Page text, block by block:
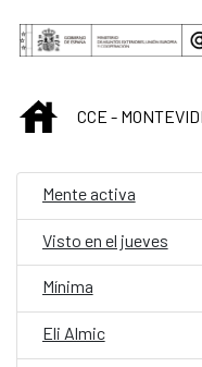
Saltar al contenido
INICIO
CCE -
Mente activa
Visto en el jueves
Mínima
Eli Almic